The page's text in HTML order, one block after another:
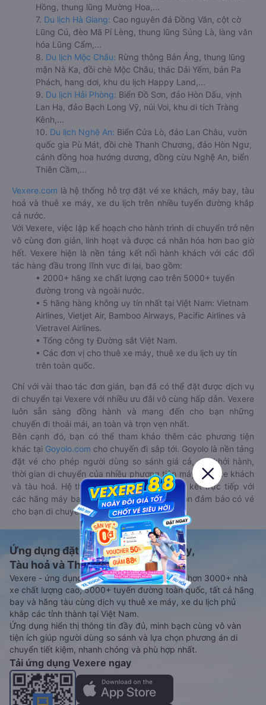
Hồng, thung lũng Mường Hoa,...
7. Du lịch Hà Giang: Cao nguyên đá Đồng Văn, cột cờ
Lũng Cú, đèo Mã Pí Lèng, thung lũng Sủng Là, làng văn
hóa Lũng Cẩm,...
8. Du lịch Mộc Châu: Rừng thông Bản Áng, thung lũng
mận Nà Ka, đồi chè Mộc Châu, thác Dải Yếm, bản Pa
Phách, hang dơi, khu du lịch Happy Land,...
9. Du lịch Hải Phòng: Biển Đồ Sơn, đảo Hòn Dấu, vịnh
Lan Hạ, đảo Bạch Long Vỹ, núi Voi, khu di tích Tràng
Kênh,...
10. Du lịch Nghệ An: Biển Cửa Lò, đảo Lan Châu, vườn
quốc gia Pù Mát, đồi chè Thanh Chương, đảo Hòn Ngư,
cánh đồng hoa hướng dương, đồng cừu Nghệ An, biển
Thiên Cầm,...
Vexere.com là hệ thống hỗ trợ đặt vé xe khách, máy bay, tàu
hoả và thuê xe máy, xe du lịch trên nhiều tuyến đường khắp
cả nước.
Với Vexere, việc lập kế hoạch cho hành trình di chuyển trở nên
vô cùng đơn giản, linh hoạt và được cá nhân hóa hơn bao giờ
hết. Vexere hiện là nền tảng kết nối hành khách với các đối
tác hàng đầu trong lĩnh vực đi lại, bao gồm:
• 2000+ hãng xe chất lượng cao trên 5000+ tuyến
đường trong và ngoài nước.
• 5 hãng hàng không uy tín nhất tại Việt Nam: Vietnam
Airlines, Vietjet Air, Bamboo Airways, Pacific Airlines và
Vietravel Airlines.
• Tổng công ty Đường sắt Việt Nam.
• Các đơn vị cho thuê xe máy, thuê xe du lịch uy tín
trên toàn quốc.
Chỉ với vài thao tác đơn giản, bạn đã có thể đặt được dịch vụ
di chuyển tại Vexere với nhiều ưu đãi vô cùng hấp dẫn. Vexere
luôn sẵn sàng đồng hành và mang đến cho bạn những
chuyến đi thoải mái, an toàn và trọn vẹn nhất.
Bên cạnh đó, bạn có thể tham khảo thêm các phương tiện
khác tại Goyolo.com cho chuyến đi sắp tới. Goyolo là nền tảng
đặt vé cho phép người dùng so sánh giá cả, giờ khởi hành,
thời gian di chuyển của nhiều phương tiện máy bay, xe khách
và tàu hoả. Hệ thống của Goyolo được liên kết trực tiếp với
các hãng máy bay, xe khách và tàu hoả, luôn đảm bảo có vé
cho bạn di chuyển.
Ứng dụng đặt vé Xe khách, Máy bay,
Tàu hoả và Thuê xe
Vexere - ứng dụng đặt vé đa phương tiện với hơn 3000+ nhà
xe chất lượng cao, 5000+ tuyến đường toàn quốc, tất cả hãng
bay và hãng tàu cùng dịch vụ thuê xe máy, xe du lịch phủ
khắp các tỉnh thành tại Việt Nam.
Ứng dụng hiển thị thông tin đầy đủ, minh bạch cùng vô vàn
tiện ích giúp người dùng so sánh và lựa chọn phương án di
chuyển tiết kiệm, nhanh chóng và phù hợp nhất.
Tải ứng dụng Vexere ngay